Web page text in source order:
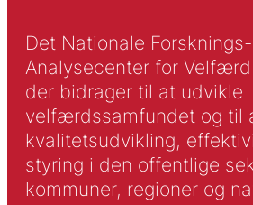
Det Nationale
Analysecenter for
der bidrager til at udvikle
velfærdssamfundet og til
kvalitetsudvikling,
styring i den offentlige
kommuner, regioner og